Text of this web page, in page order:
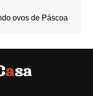
ovos de Páscoa